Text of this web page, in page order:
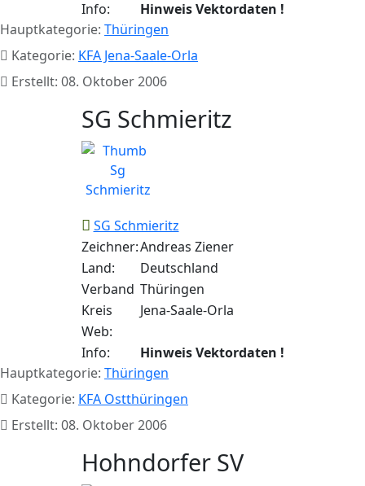
Info:
Hinweis Vektordaten !
Hauptkategorie: Thüringen
Kategorie: KFA Jena-Saale-Orla
Erstellt: 08. Oktober 2006
SG Schmieritz
SG Schmieritz
Zeichner:Andreas Ziener
Land:
Deutschland
Verband Thüringen
Kreis
Jena-Saale-Orla
Web:
Info:
Hinweis Vektordaten !
Hauptkategorie: Thüringen
Kategorie: KFA Ostthüringen
Erstellt: 08. Oktober 2006
Hohndorfer SV